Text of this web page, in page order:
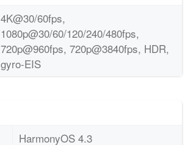
4K@30/60fps,
1080p@30/60/120/240/480fps,
720p@960fps, 720p@3840fps, HDR,
gyro-EIS
HarmonyOS 4.3